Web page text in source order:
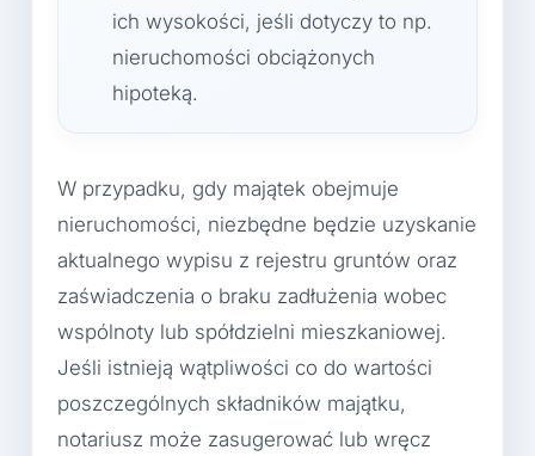
ich wysokości, jeśli dotyczy to np.
nieruchomości obciążonych
hipoteką.
W przypadku, gdy majątek obejmuje
nieruchomości, niezbędne będzie uzyskanie
aktualnego wypisu z rejestru gruntów oraz
zaświadczenia o braku zadłużenia wobec
wspólnoty lub spółdzielni mieszkaniowej.
Jeśli istnieją wątpliwości co do wartości
poszczególnych składników majątku,
notariusz może zasugerować lub wręcz